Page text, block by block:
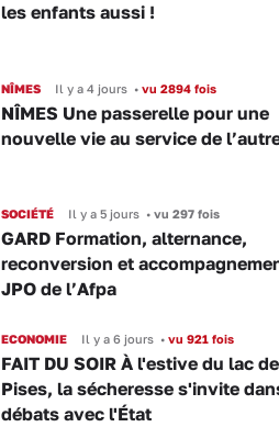
les enfants aussi !
NÎMES Il y a 4 jours •vu 2894 fois
NÎMES Une passerelle pour une
nouvelle vie au service de
SOCIÉTÉ Il y a 5 jours •vu 297 fois
GARD Formation, alternance,
reconversion et
JPO de l’Afpa
ECONOMIE Il y a 6 jours •vu 921 fois
FAIT DU SOIR À l'estive du lac
Pises, la sécheresse s'invite
débats avec l'État